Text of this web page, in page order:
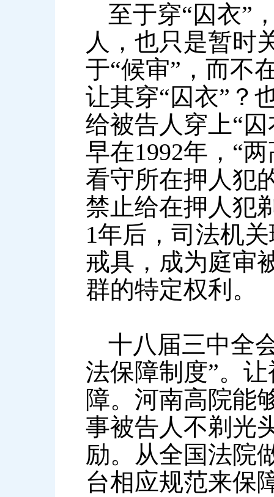
至于穿“囚衣”
人，也只是暂时
于“候审”，而不
让其穿“囚衣”？
给被告人穿上“
早在1992年，“
看守所在押人犯
禁止给在押人犯
1年后，司法机
戒具，成为庭审
群的特定权利。
十八届三中全
法保障制度”。
障。河南高院能
事被告人不剃光
励。从全国法院
台相应规范来保